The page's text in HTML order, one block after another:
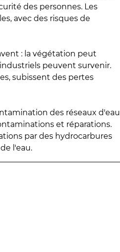
des personnes. Les
avec des risques de
: la végétation peut
peuvent survenir.
subissent des pertes
des réseaux d'eau
et réparations.
par des hydrocarbures
l'eau.